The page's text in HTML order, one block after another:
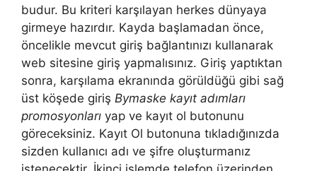
budur. Bu kriteri karşılayan herkes dünyaya
girmeye hazırdır. Kayda başlamadan önce,
öncelikle mevcut giriş bağlantınızı kullanarak
web sitesine giriş yapmalısınız. Giriş yaptıktan
sonra, karşılama ekranında görüldüğü gibi sağ
üst köşede giriş Bymaske kayıt adımları
promosyonları yap ve kayıt ol butonunu
göreceksiniz. Kayıt Ol butonuna tıkladığınızda
sizden kullanıcı adı ve şifre oluşturmanız